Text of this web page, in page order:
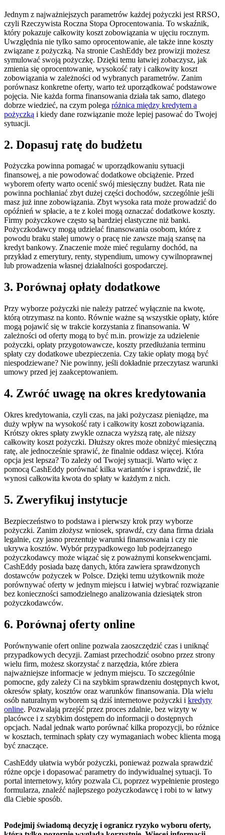
Jednym z najważniejszych parametrów każdej pożyczki jest RRSO,
czyli Rzeczywista Roczna Stopa Oprocentowania. To wskaźnik,
który pokazuje całkowity koszt zobowiązania w ujęciu rocznym.
Uwzględnia nie tylko samo oprocentowanie, ale także inne koszty
związane z pożyczką. Na stronie CashEddy bez prowizji możesz
symulować swoją pożyczkę. Dzięki temu łatwiej zobaczysz, jak
zmienia się oprocentowanie, wysokość raty i całkowity koszt
zobowiązania w zależności od wybranych parametrów. Zanim
porównasz konkretne oferty, warto też uporządkować podstawowe
pojęcia. Nie każda forma finansowania działa tak samo, dlatego
dobrze wiedzieć, na czym polega różnica między kredytem a
pożyczką i kiedy dane rozwiązanie może lepiej pasować do Twojej
sytuacji.
2. Dopasuj ratę do budżetu
Pożyczka powinna pomagać w uporządkowaniu sytuacji
finansowej, a nie powodować dodatkowe obciążenie. Przed
wyborem oferty warto ocenić swój miesięczny budżet. Rata nie
powinna pochłaniać zbyt dużej części dochodów, szczególnie jeśli
masz już inne zobowiązania. Zbyt wysoka rata może prowadzić do
opóźnień w spłacie, a te z kolei mogą oznaczać dodatkowe koszty.
Firmy pożyczkowe często są bardziej elastyczne niż banki.
Pożyczkodawcy mogą udzielać finansowania osobom, które z
powodu braku stałej umowy o pracę nie zawsze mają szansę na
kredyt bankowy. Znaczenie może mieć regularny dochód, na
przykład z emerytury, renty, stypendium, umowy cywilnoprawnej
lub prowadzenia własnej działalności gospodarczej.
3. Porównaj opłaty dodatkowe
Przy wyborze pożyczki nie należy patrzeć wyłącznie na kwotę,
którą otrzymasz na konto. Równie ważne są wszystkie opłaty, które
mogą pojawić się w trakcie korzystania z finansowania. W
zależności od oferty mogą to być m.in. prowizje za udzielenie
pożyczki, opłaty przygotowawcze, koszty przedłużania terminu
spłaty czy dodatkowe ubezpieczenia. Czy takie opłaty mogą być
niespodziewane? Nie powinny, jeśli dokładnie przeczytasz warunki
umowy przed jej zaakceptowaniem.
4. Zwróć uwagę na okres kredytowania
Okres kredytowania, czyli czas, na jaki pożyczasz pieniądze, ma
duży wpływ na wysokość raty i całkowity koszt zobowiązania.
Krótszy okres spłaty zwykle oznacza wyższą ratę, ale niższy
całkowity koszt pożyczki. Dłuższy okres może obniżyć miesięczną
ratę, ale jednocześnie sprawić, że finalnie oddasz więcej. Która
opcja jest lepsza? To zależy od Twojej sytuacji. Warto więc z
pomocą CashEddy porównać kilka wariantów i sprawdzić, ile
wynosi całkowita kwota do spłaty w każdym z nich.
5. Zweryfikuj instytucje
Bezpieczeństwo to podstawa i pierwszy krok przy wyborze
pożyczki. Zanim złożysz wniosek, sprawdź, czy dana firma działa
legalnie, czy jasno prezentuje warunki finansowania i czy nie
ukrywa kosztów. Wybór przypadkowego lub podejrzanego
pożyczkodawcy może wiązać się z poważnymi konsekwencjami.
CashEddy posiada bazę danych, która zawiera sprawdzonych
dostawców pożyczek w Polsce. Dzięki temu użytkownik może
porównywać oferty w jednym miejscu i łatwiej wybrać rozwiązanie
bez konieczności samodzielnego analizowania dziesiątek stron
pożyczkodawców.
6. Porównaj oferty online
Porównywanie ofert online pozwala zaoszczędzić czas i uniknąć
przypadkowych decyzji. Zamiast przechodzić osobno przez strony
wielu firm, możesz skorzystać z narzędzia, które zbiera
najważniejsze informacje w jednym miejscu. To szczególnie
pomocne, gdy zależy Ci na szybkim sprawdzeniu dostępnych kwot,
okresów spłaty, kosztów oraz warunków finansowania. Dla wielu
osób naturalnym wyborem są dziś internetowe pożyczki i kredyty
online. Pozwalają przejść przez proces zdalnie, bez wizyty w
placówce i z szybkim dostępem do informacji o dostępnych
opcjach. Nadal jednak warto porównać kilka propozycji, bo różnice
w kosztach, terminach spłaty czy wymaganiach wobec klienta mogą
być znaczące.
CashEddy ułatwia wybór pożyczki, ponieważ pozwala sprawdzić
różne opcje i dopasować parametry do indywidualnej sytuacji. To
portal internetowy, który pozwala Ci, poprzez wypełnienie prostego
formularza, znaleźć najlepszego pożyczkodawcę i robi to w łatwy
dla Ciebie sposób.
Podejmij świadomą decyzję i ogranicz ryzyko wyboru oferty,